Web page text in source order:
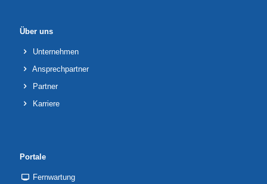
Über uns
Unternehmen
Ansprechpartner
Partner
Karriere
Portale
Fernwartung